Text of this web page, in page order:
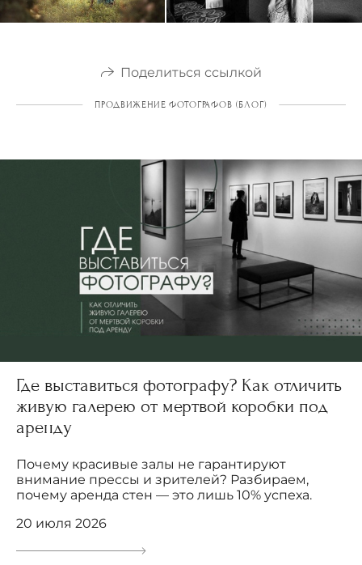
Поделиться ссылкой
ПРОДВИЖЕНИЕ ФОТОГРАФОВ (БЛОГ)
Где выставиться фотографу? Как отличить
живую галерею от мертвой коробки под
аренду
Почему красивые залы не гарантируют
внимание прессы и зрителей? Разбираем,
почему аренда стен — это лишь 10% успеха.
20 июля 2026